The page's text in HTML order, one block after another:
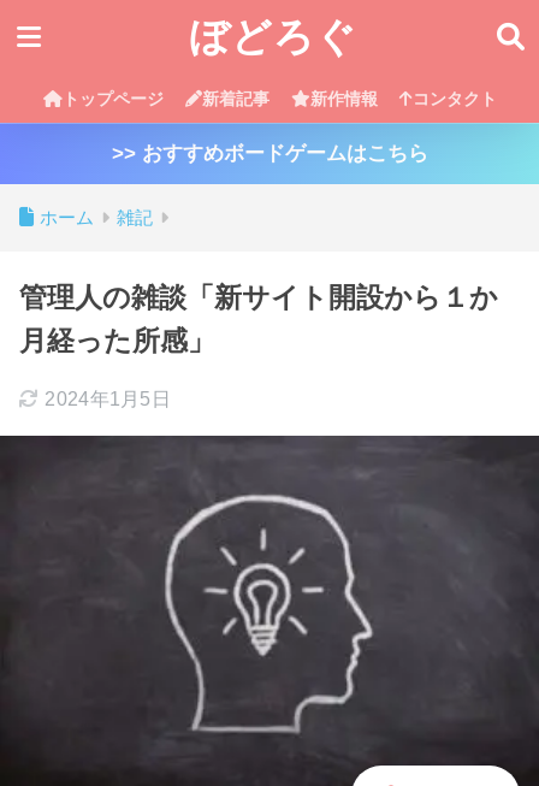
ぼどろぐ
トップページ 新着記事 新作情報 コンタクト
>> おすすめボードゲームはこちら
ホーム 雑記
管理人の雑談「新サイト開設から１か
月経った所感」
2024年1月5日